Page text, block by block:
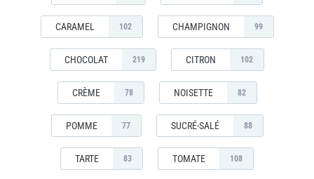
CARAMEL 102 CHAMPIGNON 99
CHOCOLAT 219 CITRON 102
CRÈME 78 NOISETTE 82
POMME 77 SUCRÉ-SALÉ 88
TARTE 83 TOMATE 108